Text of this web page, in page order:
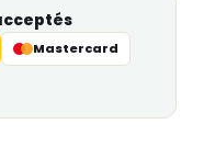
Mastercard